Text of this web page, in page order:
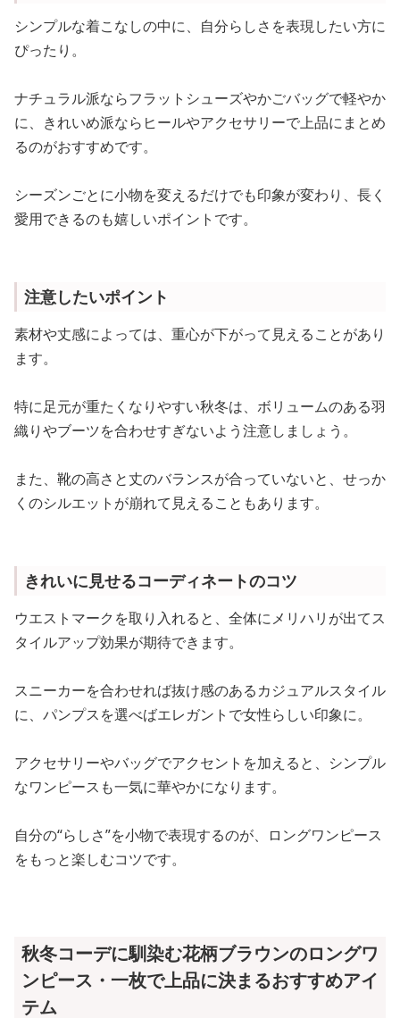
シンプルな着こなしの中に、自分らしさを表現したい方に
ぴったり。
ナチュラル派ならフラットシューズやかごバッグで軽やか
に、きれいめ派ならヒールやアクセサリーで上品にまとめ
るのがおすすめです。
シーズンごとに小物を変えるだけでも印象が変わり、長く
愛用できるのも嬉しいポイントです。
注意したいポイント
素材や丈感によっては、重心が下がって見えることがあり
ます。
特に足元が重たくなりやすい秋冬は、ボリュームのある羽
織りやブーツを合わせすぎないよう注意しましょう。
また、靴の高さと丈のバランスが合っていないと、せっか
くのシルエットが崩れて見えることもあります。
きれいに見せるコーディネートのコツ
ウエストマークを取り入れると、全体にメリハリが出てス
タイルアップ効果が期待できます。
スニーカーを合わせれば抜け感のあるカジュアルスタイル
に、パンプスを選べばエレガントで女性らしい印象に。
アクセサリーやバッグでアクセントを加えると、シンプル
なワンピースも一気に華やかになります。
自分の“らしさ”を小物で表現するのが、ロングワンピース
をもっと楽しむコツです。
秋冬コーデに馴染む花柄ブラウンのロングワ
ンピース・一枚で上品に決まるおすすめアイ
テム